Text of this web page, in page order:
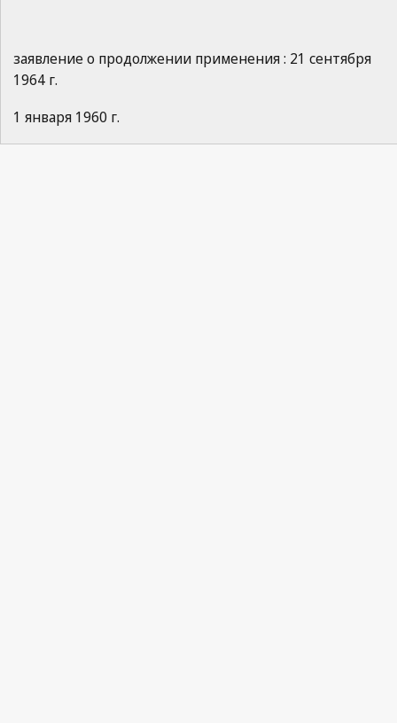
заявление о продолжении применения : 21 сентября
1964 г.
1 января 1960 г.